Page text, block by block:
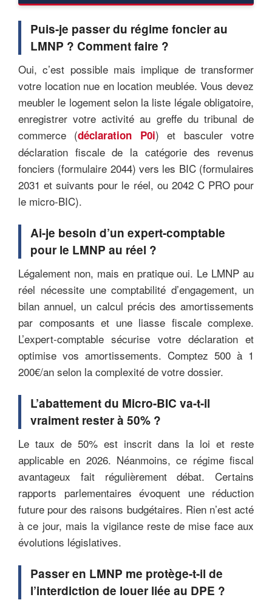
Puis-je passer du régime foncier au
LMNP ? Comment faire ?
Oui, c’est possible mais implique de transformer
votre location nue en location meublée. Vous devez
meubler le logement selon la liste légale obligatoire,
enregistrer votre activité au greffe du tribunal de
commerce (déclaration P0i) et basculer votre
déclaration fiscale de la catégorie des revenus
fonciers (formulaire 2044) vers les BIC (formulaires
2031 et suivants pour le réel, ou 2042 C PRO pour
le micro-BIC).
Ai-je besoin d’un expert-comptable
pour le LMNP au réel ?
Légalement non, mais en pratique oui. Le LMNP au
réel nécessite une comptabilité d’engagement, un
bilan annuel, un calcul précis des amortissements
par composants et une liasse fiscale complexe.
L’expert-comptable sécurise votre déclaration et
optimise vos amortissements. Comptez 500 à 1
200€/an selon la complexité de votre dossier.
L’abattement du Micro-BIC va-t-il
vraiment rester à 50% ?
Le taux de 50% est inscrit dans la loi et reste
applicable en 2026. Néanmoins, ce régime fiscal
avantageux fait régulièrement débat. Certains
rapports parlementaires évoquent une réduction
future pour des raisons budgétaires. Rien n’est acté
à ce jour, mais la vigilance reste de mise face aux
évolutions législatives.
Passer en LMNP me protège-t-il de
l’interdiction de louer liée au DPE ?